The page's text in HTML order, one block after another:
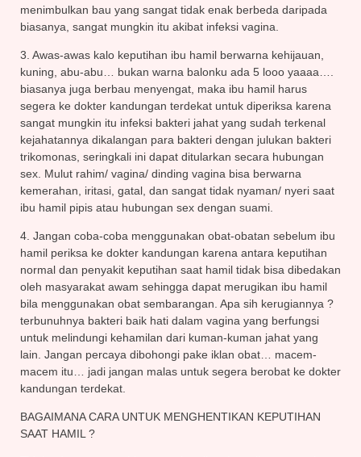
menimbulkan bau yang sangat tidak enak berbeda daripada
biasanya, sangat mungkin itu akibat infeksi vagina.
3. Awas-awas kalo keputihan ibu hamil berwarna kehijauan,
kuning, abu-abu… bukan warna balonku ada 5 looo yaaaa….
biasanya juga berbau menyengat, maka ibu hamil harus
segera ke dokter kandungan terdekat untuk diperiksa karena
sangat mungkin itu infeksi bakteri jahat yang sudah terkenal
kejahatannya dikalangan para bakteri dengan julukan bakteri
trikomonas, seringkali ini dapat ditularkan secara hubungan
sex. Mulut rahim/ vagina/ dinding vagina bisa berwarna
kemerahan, iritasi, gatal, dan sangat tidak nyaman/ nyeri saat
ibu hamil pipis atau hubungan sex dengan suami.
4. Jangan coba-coba menggunakan obat-obatan sebelum ibu
hamil periksa ke dokter kandungan karena antara keputihan
normal dan penyakit keputihan saat hamil tidak bisa dibedakan
oleh masyarakat awam sehingga dapat merugikan ibu hamil
bila menggunakan obat sembarangan. Apa sih kerugiannya ?
terbunuhnya bakteri baik hati dalam vagina yang berfungsi
untuk melindungi kehamilan dari kuman-kuman jahat yang
lain. Jangan percaya dibohongi pake iklan obat… macem-
macem itu… jadi jangan malas untuk segera berobat ke dokter
kandungan terdekat.
BAGAIMANA CARA UNTUK MENGHENTIKAN KEPUTIHAN
SAAT HAMIL ?